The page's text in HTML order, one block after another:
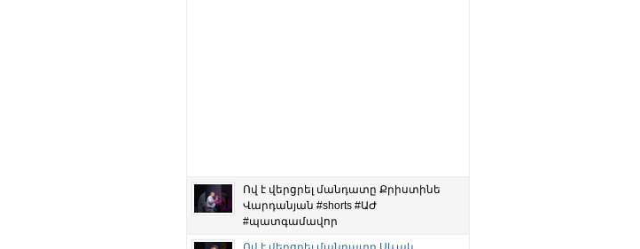
Ով է վերցրել մանդատը Քրիստինե
Վարդանյան #shorts #ԱԺ
#պատգամավոր